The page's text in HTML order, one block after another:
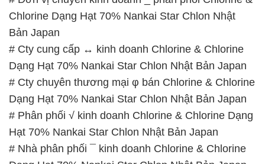
# Cty chuyên thương mại φ bán Chlorine & Chlorine
Dạng Hạt 70% Nankai Star Chlon Nhật Bản Japan
# Phân phối √ kinh doanh Chlorine & Chlorine Dạng
Hạt 70% Nankai Star Chlon Nhật Bản Japan
# Nhà phân phối ¯ kinh doanh Chlorine & Chlorine
Dạng Hạt 70% Nankai Star Chlon Nhật Bản Japan
# Cty cung ứng — phân phối Chlorine & Chlorine
Dạng Hạt 70% Nankai Star Chlon Nhật Bản Japan
# Địa chỉ phân phối • cung ứng Chlorine & Chlorine
Dạng Hạt 70% Nankai Star Chlon Nhật Bản Japan